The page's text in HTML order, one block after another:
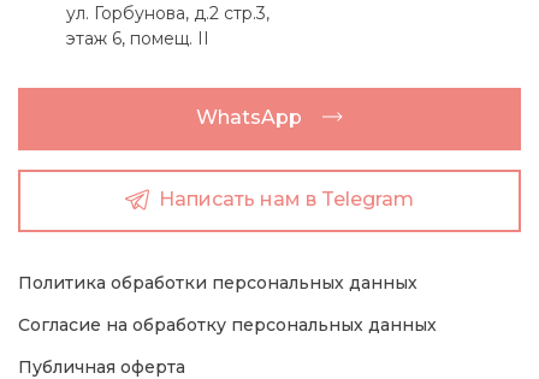
ул. Горбунова, д.2 стр.3,
этаж 6, помещ. II
WhatsApp
Написать нам в Telegram
Политика обработки персональных данных
Согласие на обработку персональных данных
Публичная оферта